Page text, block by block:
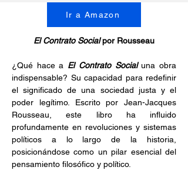
Ir a Amazon
El Contrato Social por Rousseau
¿Qué hace a El Contrato Social una obra
indispensable? Su capacidad para redefinir
el significado de una sociedad justa y el
poder legítimo. Escrito por Jean-Jacques
Rousseau, este libro ha influido
profundamente en revoluciones y sistemas
políticos a lo largo de la historia,
posicionándose como un pilar esencial del
pensamiento filosófico y político.